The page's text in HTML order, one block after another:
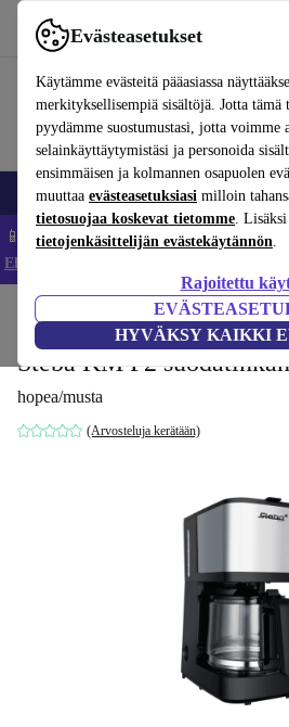
Evästeasetukset
Käytämme evästeitä pääasiassa
merkityksellisempiä sisältöjä. Jotta
pyydämme suostumustasi, jotta voimme
selainkäyttäytymistäsi ja personoida
ensimmäisen ja kolmannen osapuolen
muuttaa evästeasetuksiasi milloin
tietosuojaa koskevat tietomme.
tietojenkäsittelijän evästekäytännön.
Rajoitettu
HYVÄKSY KAIKKI
Käytä refurbed-palvelua nopeasti ja helposti
Matkapuhelimet ja älypuhelimet
📱 Säästä 5 % LISÄÄ iPhoneista –
Ehdot ja säännöt
Juomat Kahvi
Steba KM F2
hopea/musta
(Arvosteluja kerätään)